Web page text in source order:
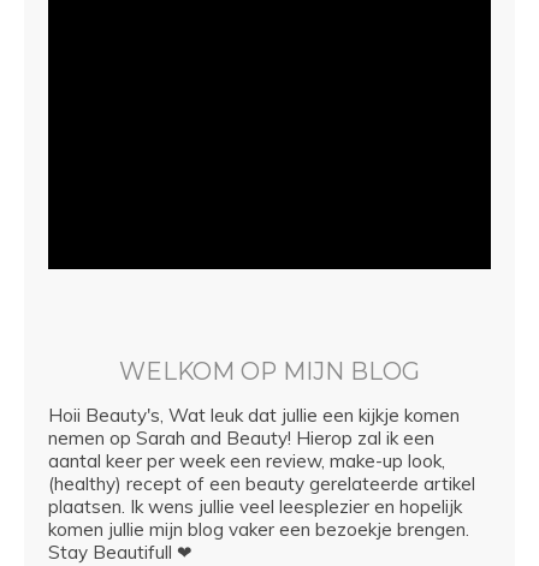
WELKOM OP MIJN BLOG
Hoii Beauty's, Wat leuk dat jullie een kijkje komen
nemen op Sarah and Beauty! Hierop zal ik een
aantal keer per week een review, make-up look,
(healthy) recept of een beauty gerelateerde artikel
plaatsen. Ik wens jullie veel leesplezier en hopelijk
komen jullie mijn blog vaker een bezoekje brengen.
Stay Beautifull ❤